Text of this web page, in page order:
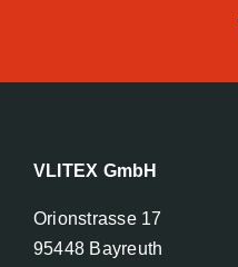
VLITEX GmbH
Orionstrasse 17
95448 Bayreuth